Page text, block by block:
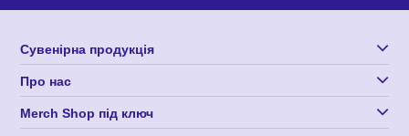
Сувенірна продукція
Про нас
Merch Shop під ключ